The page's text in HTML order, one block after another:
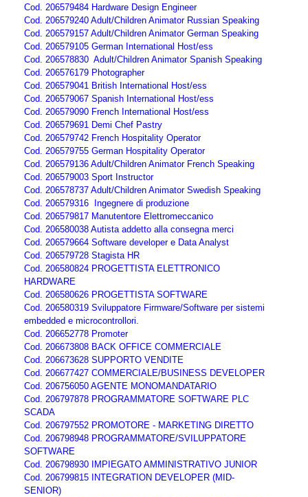
Cod. 206579484 Hardware Design Engineer
Cod. 206579240 Adult/Children Animator Russian Speaking
Cod. 206579157 Adult/Children Animator German Speaking
Cod. 206579105 German International Host/ess
Cod. 206578830 Adult/Children Animator Spanish Speaking
Cod. 206576179 Photographer
Cod. 206579041 British International Host/ess
Cod. 206579067 Spanish International Host/ess
Cod. 206579090 French International Host/ess
Cod. 206579691 Demi Chef Pastry
Cod. 206579742 French Hospitality Operator
Cod. 206579755 German Hospitality Operator
Cod. 206579136 Adult/Children Animator French Speaking
Cod. 206579003 Sport Instructor
Cod. 206578737 Adult/Children Animator Swedish Speaking
Cod. 206579316 Ingegnere di produzione
Cod. 206579817 Manutentore Elettromeccanico
Cod. 206580038 Autista addetto alla consegna merci
Cod. 206579664 Software developer e Data Analyst
Cod. 206579728 Stagista HR
Cod. 206580824 PROGETTISTA ELETTRONICO
HARDWARE
Cod. 206580626 PROGETTISTA SOFTWARE
Cod. 206580319 Sviluppatore Firmware/Software per sistemi
embedded e microcontrollori.
Cod. 206652778 Promoter
Cod. 206673808 BACK OFFICE COMMERCIALE
Cod. 206673628 SUPPORTO VENDITE
Cod. 206677427 COMMERCIALE/BUSINESS DEVELOPER
Cod. 206756050 AGENTE MONOMANDATARIO
Cod. 206797878 PROGRAMMATORE SOFTWARE PLC
SCADA
Cod. 206797552 PROMOTORE - MARKETING DIRETTO
Cod. 206798948 PROGRAMMATORE/SVILUPPATORE
SOFTWARE
Cod. 206798930 IMPIEGATO AMMINISTRATIVO JUNIOR
Cod. 206799815 INTEGRATION DEVELOPER (MID-
SENIOR)